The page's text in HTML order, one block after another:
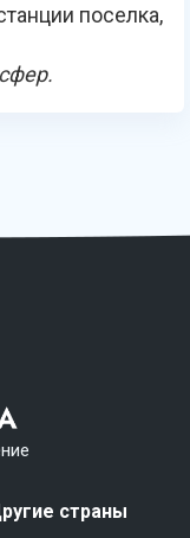
поселка,
страны